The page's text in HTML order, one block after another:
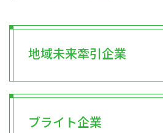
地域未来牽引企業
ブライト企業